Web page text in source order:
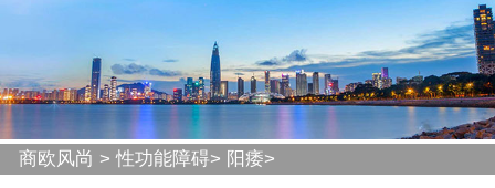
商欧风尚 >性功能障碍> 阳痿>